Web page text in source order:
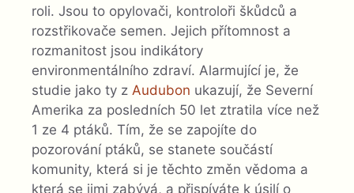
roli. Jsou to opylovači, kontroloři škůdců a
rozstřikovače semen. Jejich přítomnost a
rozmanitost jsou indikátory
environmentálního zdraví. Alarmující je, že
studie jako ty z Audubon ukazují, že Severní
Amerika za posledních 50 let ztratila více než
1 ze 4 ptáků. Tím, že se zapojíte do
pozorování ptáků, se stanete součástí
komunity, která si je těchto změn vědoma a
která se jimi zabývá, a přispíváte k úsilí o